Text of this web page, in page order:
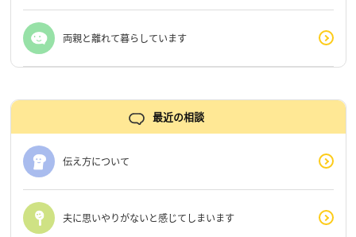
両親と離れて暮らしています
最近の相談
伝え方について
夫に思いやりがないと感じてしまいます